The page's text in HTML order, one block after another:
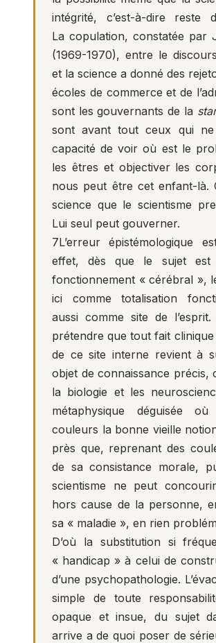
intégrité, c’est-à-dire reste
La copulation, constatée par
(1969-1970), entre le
et la science a donné des
écoles de commerce et de
sont les gouvernants de la
sont avant tout ceux qui
capacité de voir où est le
les êtres et objectiver les
nous peut être cet enfant-là.
science que le scientisme
Lui seul peut gouverner.
7L’erreur épistémologique
effet, dès que le sujet
fonctionnement « cérébral »,
ici comme totalisation
aussi comme site de
prétendre que tout fait
de ce site interne revient à
objet de connaissance précis,
la biologie et les
métaphysique déguisée
couleurs la bonne vieille
près que, reprenant des
de sa consistance morale,
scientisme ne peut
hors cause de la personne,
sa « maladie », en rien
D’où la substitution si
« handicap » à celui de
d’une psychopathologie.
simple de toute
opaque et insue, du sujet
arrive a de quoi poser de